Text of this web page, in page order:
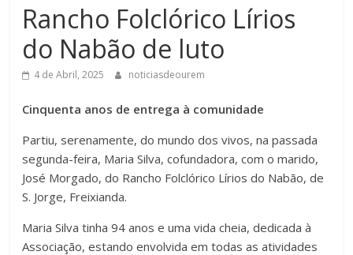
Rancho Folclórico Lírios
do Nabão de luto
4 de Abril, 2025 noticiasdeourem
Cinquenta anos de entrega à comunidade
Partiu, serenamente, do mundo dos vivos, na passada
segunda-feira, Maria Silva, cofundadora, com o marido,
José Morgado, do Rancho Folclórico Lírios do Nabão, de
S. Jorge, Freixianda.
Maria Silva tinha 94 anos e uma vida cheia, dedicada à
Associação, estando envolvida em todas as atividades